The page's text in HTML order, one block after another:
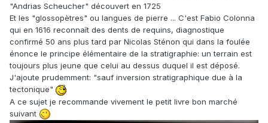
"Andrias Scheucher" découvert en 1725
Et les "glossopètres" ou langues de pierre ... C'est Fabio Colonna
qui en 1616 reconnaît des dents de requins, diagnostique
confirmé 50 ans plus tard par Nicolas Sténon qui dans la foulée
énonce le principe élémentaire de la stratigraphie: un terrain est
toujours plus jeune que celui au dessus duquel il est déposé.
J'ajoute prudemment: "sauf inversion stratigraphique due à la
tectonique"
A ce sujet je recommande vivement le petit livre bon marché
suivant